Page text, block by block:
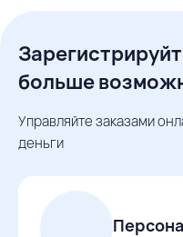
больше
Управляйте заказами
деньги